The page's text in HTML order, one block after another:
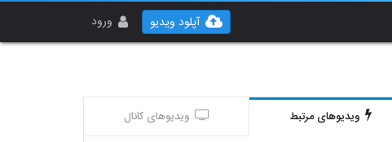
ورود آپلود ویدیو
ویدیوهای مرتبط ویدیوهای کانال